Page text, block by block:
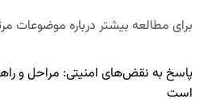
برای مطالعه بیشتر درباره موضوعات
پاسخ به نقض‌های امنیتی: مراحل و
است